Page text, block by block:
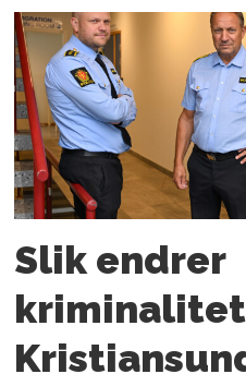
Slik endrer